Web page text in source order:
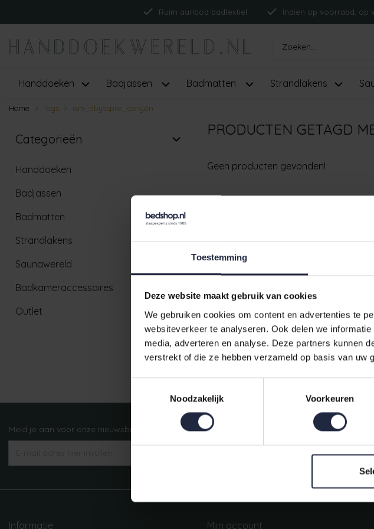
Toestemming
Deze website maakt gebruik van cookies
We gebruiken cookies om content en advertenties te
websiteverkeer te analyseren. Ook delen we
media, adverteren en analyse. Deze partners kunnen
verstrekt of die ze hebben verzameld op basis van uw
Noodzakelijk
Voorkeuren
Ruim aanbod badtextiel Indien op voorraad, op
Handdoeken Badjassen Badmatten Strandlakens
Home Tags ism_abysspile_canyon
Categorieën
Handdoeken
Badjassen
Badmatten
Strandlakens
Saunawereld
Badkameraccessoires
Outlet
PRODUCTEN GETAGD
Geen producten gevonden!
Ruim aanbod badtextiel Indien op voorraad, op
Meld je aan voor onze nieuwsbrief! Mijn account
Snel regelen in je
retourneer een
Informatie Mijn account